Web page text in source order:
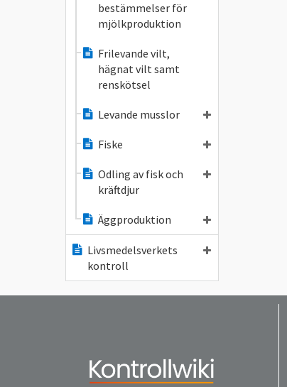
bestämmelser för
mjölkproduktion
Frilevande vilt,
hägnat vilt samt
renskötsel
Levande musslor
Fiske
Odling av fisk och
kräftdjur
Äggproduktion
Livsmedelsverkets
kontroll